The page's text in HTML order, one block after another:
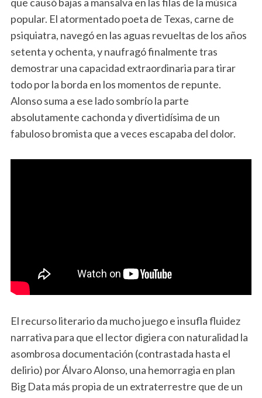
popular. El atormentado poeta de Texas, carne de
psiquiatra, navegó en las aguas revueltas de los años
setenta y ochenta, y naufragó finalmente tras
demostrar una capacidad extraordinaria para tirar
todo por la borda en los momentos de repunte.
Alonso suma a ese lado sombrío la parte
absolutamente cachonda y divertidísima de un
fabuloso bromista que a veces escapaba del dolor.
El recurso literario da mucho juego e insufla fluidez
narrativa para que el lector digiera con naturalidad la
asombrosa documentación (contrastada hasta el
delirio) por Álvaro Alonso, una hemorragia en plan
Big Data más propia de un extraterrestre que de un